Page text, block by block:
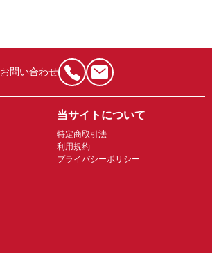
お問い合わせ
当サイトについて
特定商取引法
利用規約
プライバシーポリシー